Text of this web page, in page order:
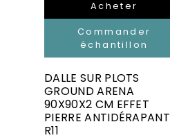
Acheter
Commander
échantillon
DALLE SUR PLOTS
GROUND ARENA
90X90X2 CM EFFET
PIERRE ANTIDÉRAPANT
R11